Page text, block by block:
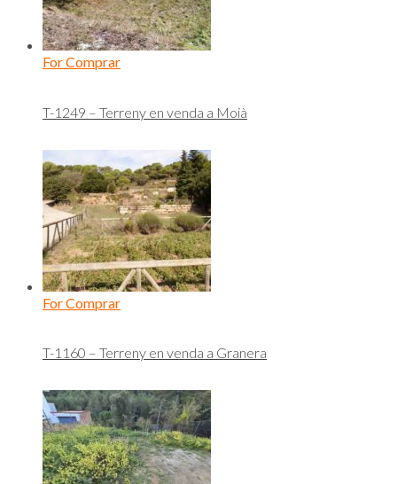
For Comprar
T-1249 – Terreny en venda a Moià
For Comprar
T-1160 – Terreny en venda a Granera